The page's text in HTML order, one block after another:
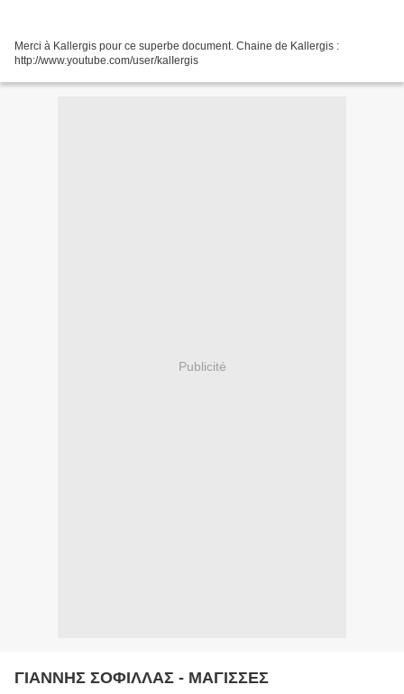
Merci à Kallergis pour ce superbe document. Chaine de Kallergis :
http://www.youtube.com/user/kalIergis
Publicité
ΓΙΑΝΝΗΣ ΣΟΦΙΛΛΑΣ - ΜΑΓΙΣΣΕΣ